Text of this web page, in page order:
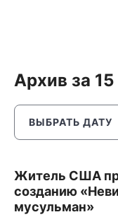
Архив за
ВЫБРАТЬ ДАТУ
Житель США
созданию
мусульман»